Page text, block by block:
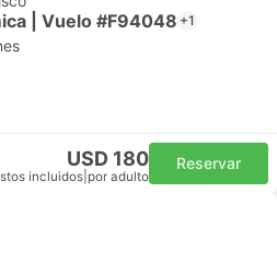
| Vuelo #F94048 +1
USD 180
incluidos por adulto
Reservar